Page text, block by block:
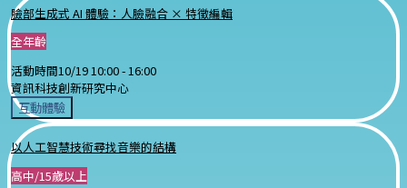
臉部生成式 AI 體驗：人臉融合 × 特徵編輯
全年齡
活動時間10/19 10:00 -16:00
資訊科技創新研究中心
互動體驗
以人工智慧技術尋找音樂的結構
高中/15歲以上